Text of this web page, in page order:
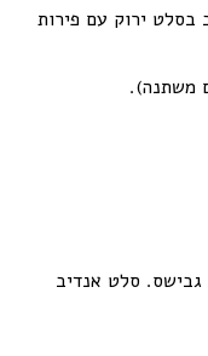
בסלט ירוק עם פירות
משתנה).